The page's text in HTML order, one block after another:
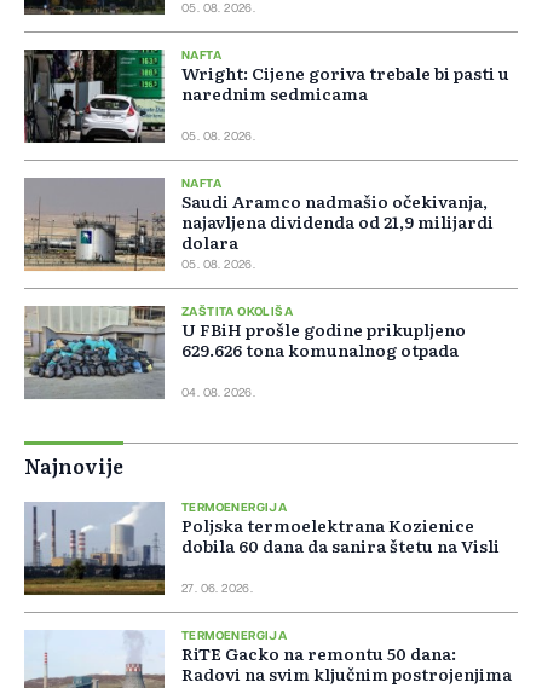
05. 08. 2026.
NAFTA
Wright: Cijene goriva trebale bi pasti u
narednim sedmicama
05. 08. 2026.
NAFTA
Saudi Aramco nadmašio očekivanja,
najavljena dividenda od 21,9 milijardi
dolara
05. 08. 2026.
ZAŠTITA OKOLIŠA
U FBiH prošle godine prikupljeno
629.626 tona komunalnog otpada
04. 08. 2026.
Najnovije
TERMOENERGIJA
Poljska termoelektrana Kozienice
dobila 60 dana da sanira štetu na Visli
27. 06. 2026.
TERMOENERGIJA
RiTE Gacko na remontu 50 dana:
Radovi na svim ključnim postrojenjima